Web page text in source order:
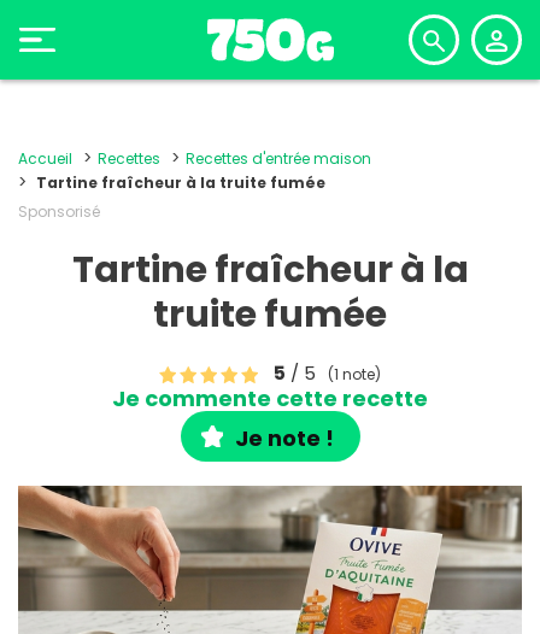
Accueil Recettes
Recettes d'entrée maison
Tartine fraîcheur à la truite fumée
Sponsorisé
Tartine fraîcheur à la
truite fumée
5 / 5 (1 note)
Je commente cette recette
Je note !